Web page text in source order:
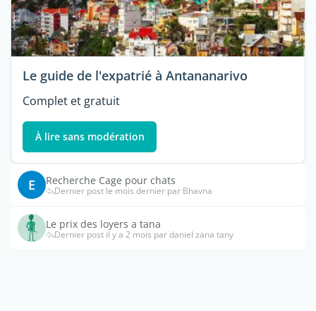
Le guide de l'expatrié à Antananarivo
Complet et gratuit
À lire sans modération
E Recherche Cage pour chats
Dernier post le mois dernier par Bhavna
Le prix des loyers a tana
Dernier post il y a 2 mois par daniel zana tany